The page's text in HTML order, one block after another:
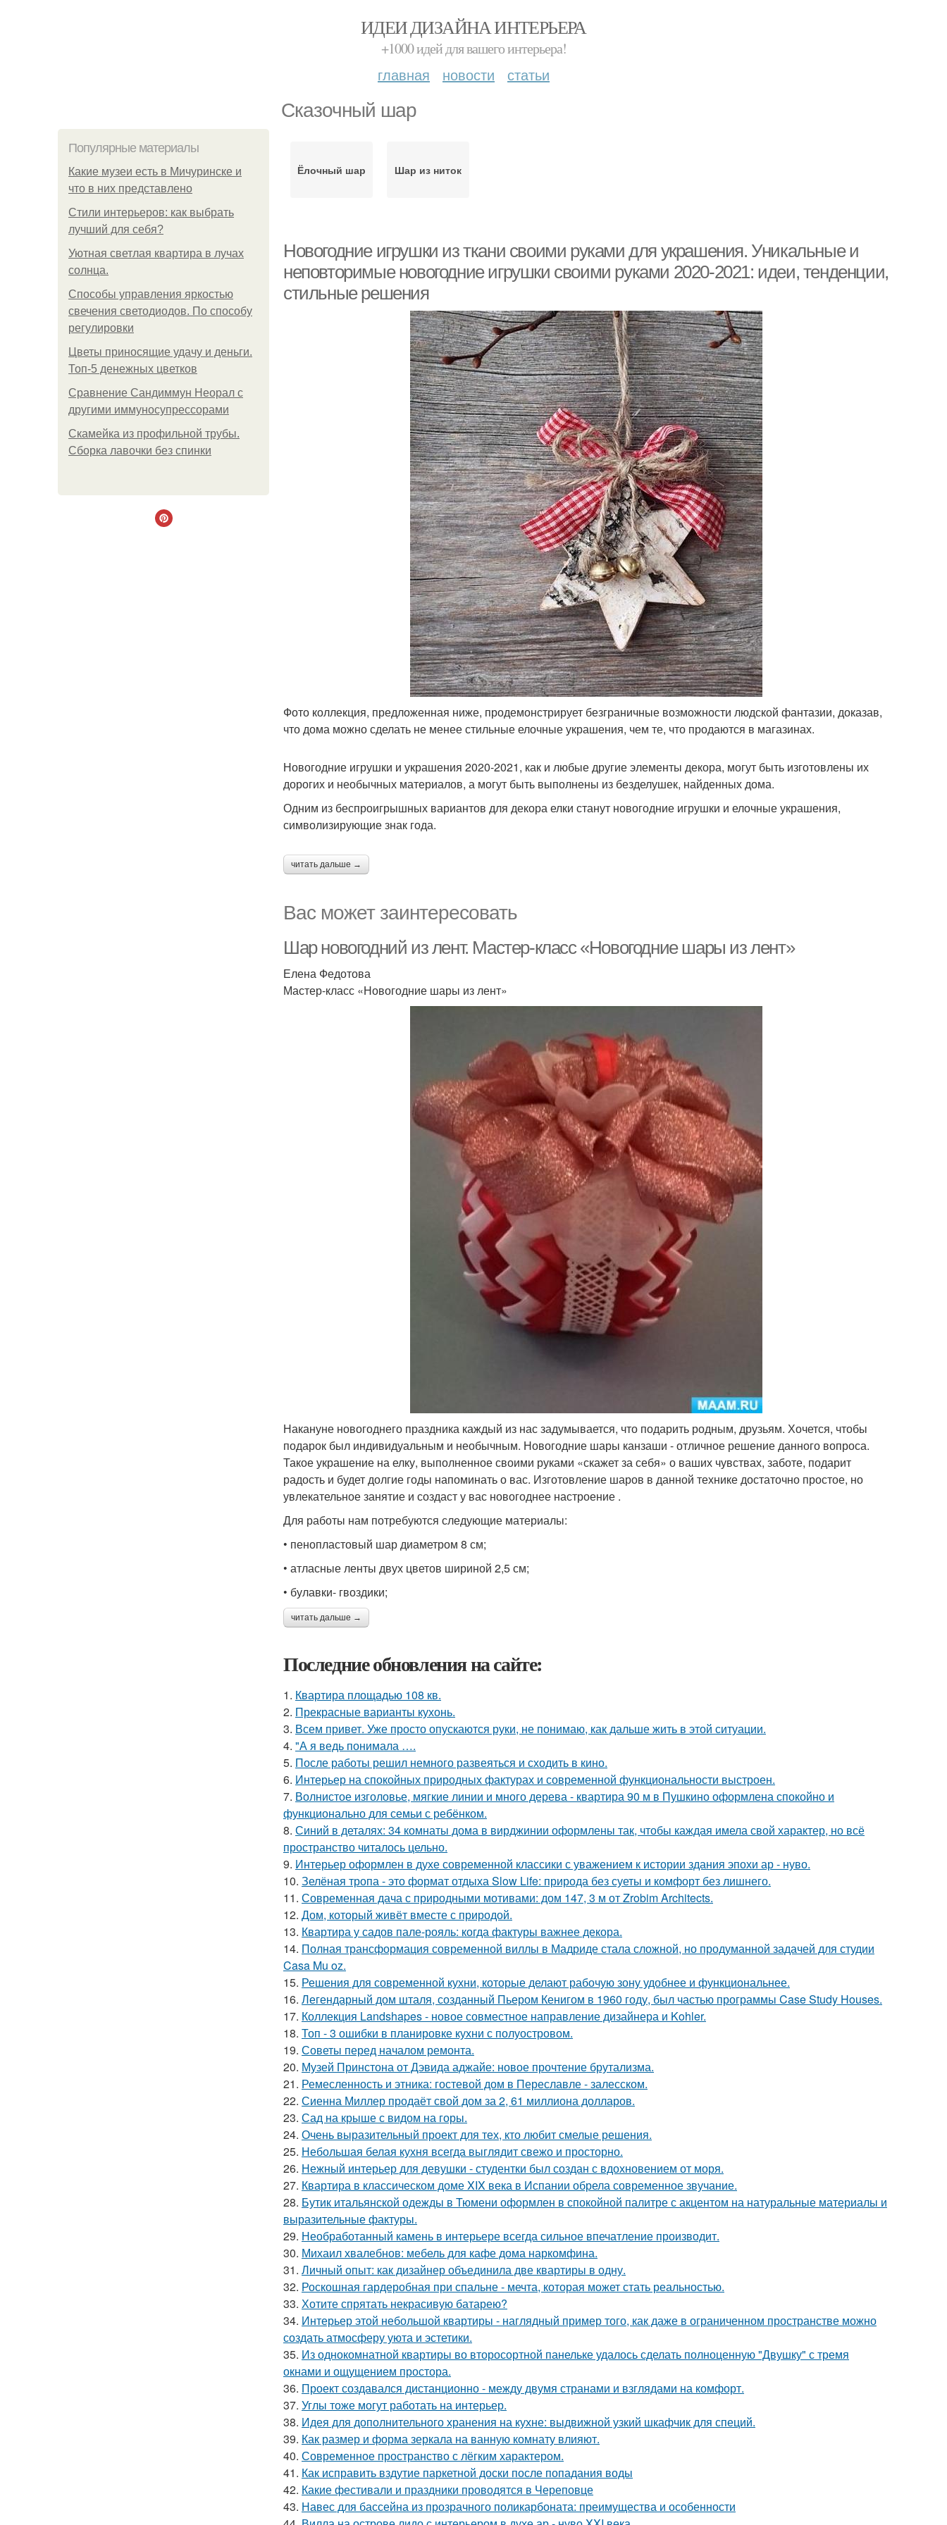
ИДЕИ ДИЗАЙНА ИНТЕРЬЕРА
+1000 идей для вашего интерьера!
главная новости статьи
Сказочный шар
Популярные материалы
Какие музеи есть в Мичуринске и
что в них представлено
Стили интерьеров: как выбрать
лучший для себя?
Уютная светлая квартира в лучах
солнца.
Способы управления яркостью
свечения светодиодов. По способу
регулировки
Цветы приносящие удачу и деньги.
Топ-5 денежных цветков
Сравнение Сандиммун Неорал с
другими иммуносупрессорами
Скамейка из профильной трубы.
Сборка лавочки без спинки
Ёлочный шар Шар из ниток
Новогодние игрушки из ткани своими руками для украшения. Уникальные и
неповторимые новогодние игрушки своими руками 2020-2021: идеи, тенденции,
стильные решения
Фото коллекция, предложенная ниже, продемонстрирует безграничные возможности людской фантазии, доказав,
что дома можно сделать не менее стильные елочные украшения, чем те, что продаются в магазинах.
Новогодние игрушки и украшения 2020-2021, как и любые другие элементы декора, могут быть изготовлены их
дорогих и необычных материалов, а могут быть выполнены из безделушек, найденных дома.
Одним из беспроигрышных вариантов для декора елки станут новогодние игрушки и елочные украшения,
символизирующие знак года.
читать дальше →
Вас может заинтересовать
Шар новогодний из лент. Мастер-класс «Новогодние шары из лент»
Елена Федотова
Мастер-класс «Новогодние шары из лент»
Накануне новогоднего праздника каждый из нас задумывается, что подарить родным, друзьям. Хочется, чтобы
подарок был индивидуальным и необычным. Новогодние шары канзаши - отличное решение данного вопроса.
Такое украшение на елку, выполненное своими руками «скажет за себя» о ваших чувствах, заботе, подарит
радость и будет долгие годы напоминать о вас. Изготовление шаров в данной технике достаточно простое, но
увлекательное занятие и создаст у вас новогоднее настроение .
Для работы нам потребуются следующие материалы:
• пенопластовый шар диаметром 8 см;
• атласные ленты двух цветов шириной 2,5 см;
• булавки- гвоздики;
читать дальше →
Последние обновления на сайте:
1. Квартира площадью 108 кв.
2. Прекрасные варианты кухонь.
3. Всем привет. Уже просто опускаются руки, не понимаю, как дальше жить в этой ситуации.
4. "А я ведь понимала ….
5. После работы решил немного развеяться и сходить в кино.
6. Интерьер на спокойных природных фактурах и современной функциональности выстроен.
7. Волнистое изголовье, мягкие линии и много дерева - квартира 90 м в Пушкино оформлена спокойно и
функционально для семьи с ребёнком.
8. Синий в деталях: 34 комнаты дома в вирджинии оформлены так, чтобы каждая имела свой характер, но всё
пространство читалось цельно.
9. Интерьер оформлен в духе современной классики с уважением к истории здания эпохи ар - нуво.
10. Зелёная тропа - это формат отдыха Slow Life: природа без суеты и комфорт без лишнего.
11. Современная дача с природными мотивами: дом 147, 3 м от Zrobim Architects.
12. Дом, который живёт вместе с природой.
13. Квартира у садов пале-рояль: когда фактуры важнее декора.
14. Полная трансформация современной виллы в Мадриде стала сложной, но продуманной задачей для студии
Casa Mu oz.
15. Решения для современной кухни, которые делают рабочую зону удобнее и функциональнее.
16. Легендарный дом шталя, созданный Пьером Кенигом в 1960 году, был частью программы Case Study Houses.
17. Коллекция Landshapes - новое совместное направление дизайнера и Kohler.
18. Топ - 3 ошибки в планировке кухни с полуостровом.
19. Советы перед началом ремонта.
20. Музей Принстона от Дэвида аджайе: новое прочтение брутализма.
21. Ремесленность и этника: гостевой дом в Переславле - залесском.
22. Сиенна Миллер продаёт свой дом за 2, 61 миллиона долларов.
23. Сад на крыше с видом на горы.
24. Очень выразительный проект для тех, кто любит смелые решения.
25. Небольшая белая кухня всегда выглядит свежо и просторно.
26. Нежный интерьер для девушки - студентки был создан с вдохновением от моря.
27. Квартира в классическом доме XIX века в Испании обрела современное звучание.
28. Бутик итальянской одежды в Тюмени оформлен в спокойной палитре с акцентом на натуральные материалы и
выразительные фактуры.
29. Необработанный камень в интерьере всегда сильное впечатление производит.
30. Михаил хвалебнов: мебель для кафе дома наркомфина.
31. Личный опыт: как дизайнер объединила две квартиры в одну.
32. Роскошная гардеробная при спальне - мечта, которая может стать реальностью.
33. Хотите спрятать некрасивую батарею?
34. Интерьер этой небольшой квартиры - наглядный пример того, как даже в ограниченном пространстве можно
создать атмосферу уюта и эстетики.
35. Из однокомнатной квартиры во второсортной панельке удалось сделать полноценную "Двушку" с тремя
окнами и ощущением простора.
36. Проект создавался дистанционно - между двумя странами и взглядами на комфорт.
37. Углы тоже могут работать на интерьер.
38. Идея для дополнительного хранения на кухне: выдвижной узкий шкафчик для специй.
39. Как размер и форма зеркала на ванную комнату влияют.
40. Современное пространство с лёгким характером.
41. Как исправить вздутие паркетной доски после попадания воды
42. Какие фестивали и праздники проводятся в Череповце
43. Навес для бассейна из прозрачного поликарбоната: преимущества и особенности